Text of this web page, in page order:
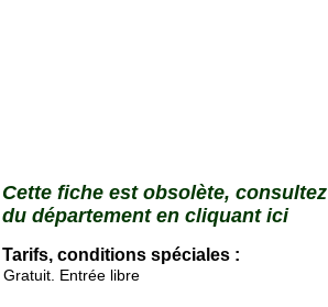
Cette fiche est obsolète,
du département en cliquant ici
Tarifs, conditions spéciales :
Gratuit. Entrée libre